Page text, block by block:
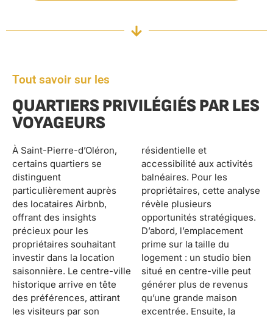
Tout savoir sur les
QUARTIERS PRIVILÉGIÉS PAR LES
VOYAGEURS
À Saint-Pierre-d’Oléron,
certains quartiers se
distinguent
particulièrement auprès
des locataires Airbnb,
offrant des insights
précieux pour les
propriétaires souhaitant
investir dans la location
saisonnière. Le centre-ville
historique arrive en tête
des préférences, attirant
les visiteurs par son
résidentielle et
accessibilité aux activités
balnéaires. Pour les
propriétaires, cette analyse
révèle plusieurs
opportunités stratégiques.
D’abord, l’emplacement
prime sur la taille du
logement : un studio bien
situé en centre-ville peut
générer plus de revenus
qu’une grande maison
excentrée. Ensuite, la